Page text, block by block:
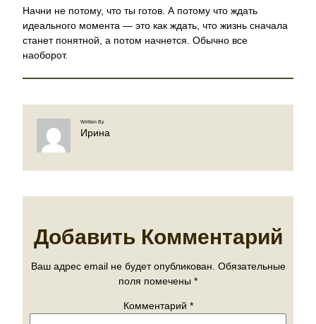
Начни не потому, что ты готов. А потому что ждать
идеального момента — это как ждать, что жизнь сначала
станет понятной, а потом начнется. Обычно все
наоборот.
Written By
Ирина
Добавить Комментарий
Ваш адрес email не будет опубликован. Обязательные
поля помечены *
Комментарий *